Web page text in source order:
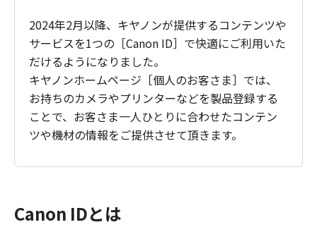
2024年2月以降、キヤノンが提供するコンテンツや
サービスを1つの［Canon ID］で快適にご利用いた
だけるようになりました。
キヤノンホームページ［個人のお客さま］では、
お持ちのカメラやプリンターなどを製品登録する
ことで、お客さま一人ひとりに合わせたコンテン
ツや機材の情報をご提供させて頂きます。
Canon IDとは